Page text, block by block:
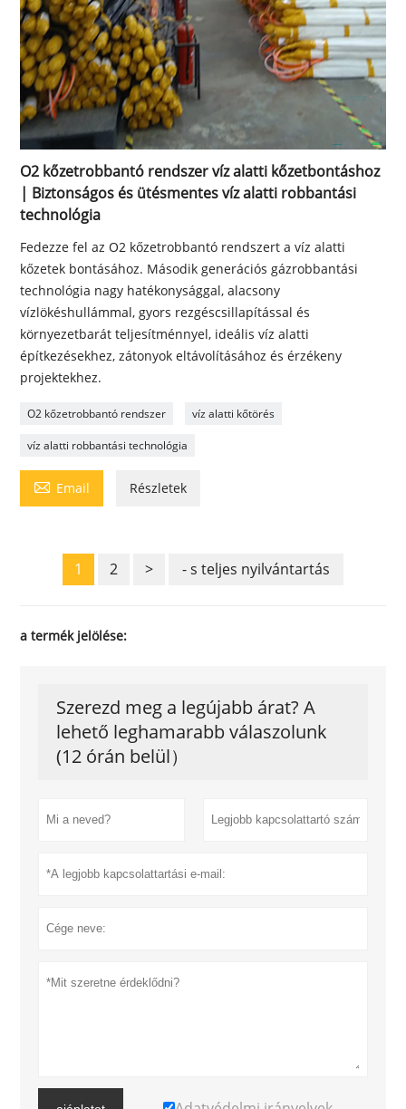
O2 kőzetrobbantó rendszer víz alatti kőzetbontáshoz
| Biztonságos és ütésmentes víz alatti robbantási
technológia
Fedezze fel az O2 kőzetrobbantó rendszert a víz alatti
kőzetek bontásához. Második generációs gázrobbantási
technológia nagy hatékonysággal, alacsony
vízlökéshullámmal, gyors rezgéscsillapítással és
környezetbarát teljesítménnyel, ideális víz alatti
építkezésekhez, zátonyok eltávolításához és érzékeny
projektekhez.
O2 kőzetrobbantó rendszer víz alatti kőtörés
víz alatti robbantási technológia
 Email Részletek
1 2 > - s teljes nyilvántartás
a termék jelölése:
Szerezd meg a legújabb árat? A
lehető leghamarabb válaszolunk
(12 órán belül）